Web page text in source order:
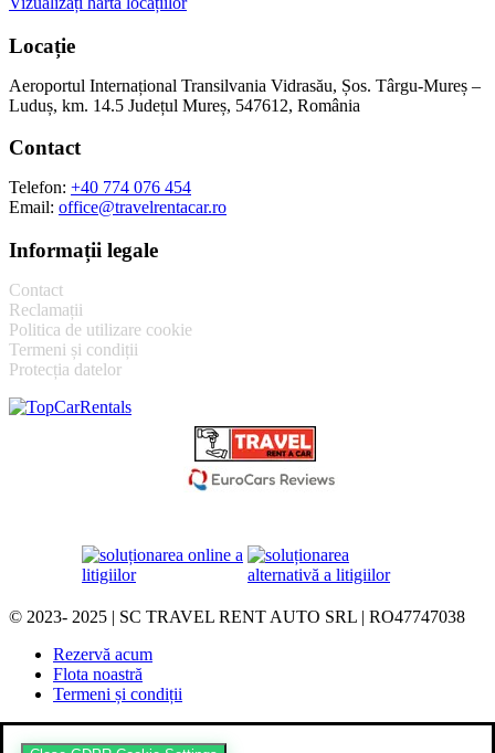
Locație
Aeroportul Internațional Transilvania Vidrasău, Șos. Târgu-Mureș –
Luduș, km. 14.5 Județul Mureș, 547612, România
Contact
Telefon: +40 774 076 454
Email: office@travelrentacar.ro
Informații legale
Contact
Reclamații
Politica de utilizare cookie
Termeni și condiții
Protecția datelor
© 2023- 2025 | SC TRAVEL RENT AUTO SRL | RO47747038
Rezervă acum
Flota noastră
Termeni și condiții